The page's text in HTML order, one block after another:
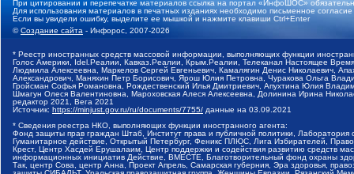
При цитировании и перепечатке материалов ссылка на портал «ИнфоШОС»
Для использования материалов в печатных изданиях необходимо письменное
Если вы увидели ошибку, выделите ее мышкой и нажмите клавиши Ctrl+Enter
©Создание сайта - Инфорос, 2007-2026
* Реестр иностранных средств массовой информации, выполняющих функции
Голос Америки, Idel.Реалии, Кавказ.Реалии, Крым.Реалии, Телеканал Настоящее
Людмила Алексеевна, Маркелов Сергей Евгеньевич, Камалягин Денис Николаевич,
Александрович, Маняхин Петр Борисович, Ярош Юлия Петровна, Чуракова Ольга
Гройсман Софья Романовна, Рождественский Илья Дмитриевич, Апухтина Юлия
Шмагун Олеся Валентиновна, Мароховская Алеся Алексеевна, Долинина Ирина
редактор 2021, Вега 2021
Источник: https://minjust.gov.ru/ru/documents/7755/ данные на 03.09.2021
* Сведения реестра НКО, выполняющих функции иностранного агента:
Фонд защиты прав граждан Штаб, Институт права и публичной политики,
Гуманитарное действие, Открытый Петербург, Феникс ПЛЮС, Лига Избирателей,
Крест, Центр Хасдей Ерушалаим, Центр поддержки и содействия развитию средств
информационных инициатив Действие, ВМЕСТЕ, Благотворительный фонд охраны
Так, центр Сова, центр Анна, Проект Апрель, Самарская губерния, Эра здоровья,